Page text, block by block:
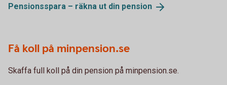
Pensionsspara – räkna ut din pension
Få koll på minpension.se
Skaffa full koll på din pension på minpension.se.